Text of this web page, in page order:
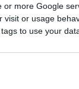
more Google
or usage
to use your